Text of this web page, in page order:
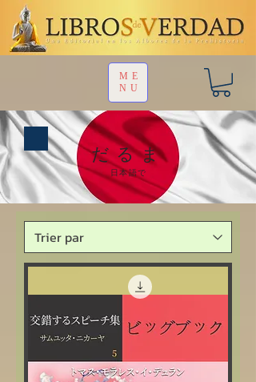
ME
NU
だるま
日本語で